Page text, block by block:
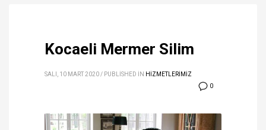
Kocaeli Mermer Silim
0
SALI, 10 MART 2020 / PUBLISHED IN HİZMETLERİMİZ